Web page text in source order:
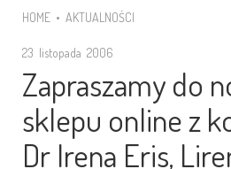
HOME • AKTUALNOŚCI
23 listopada 2006
Zapraszamy do
sklepu online z
Dr Irena Eris,